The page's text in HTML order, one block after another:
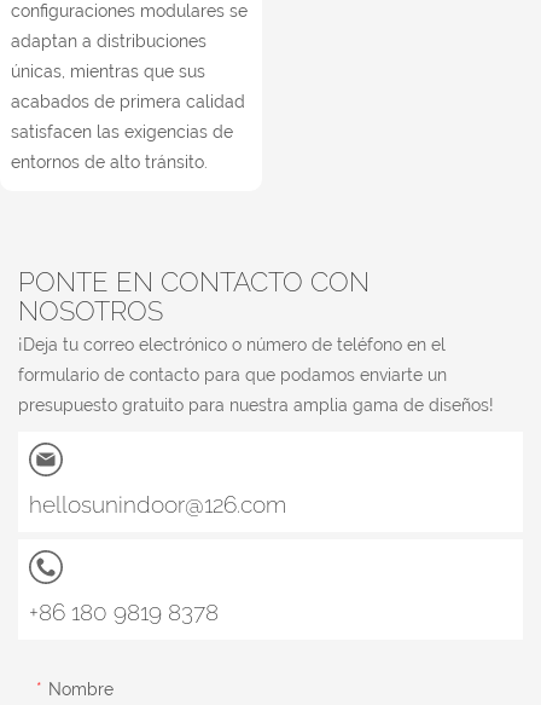
configuraciones modulares se
adaptan a distribuciones
únicas, mientras que sus
acabados de primera calidad
satisfacen las exigencias de
entornos de alto tránsito.
PONTE EN CONTACTO CON
NOSOTROS
¡Deja tu correo electrónico o número de teléfono en el
formulario de contacto para que podamos enviarte un
presupuesto gratuito para nuestra amplia gama de diseños!
hellosunindoor@126.com
+86 180 9819 8378
Nombre